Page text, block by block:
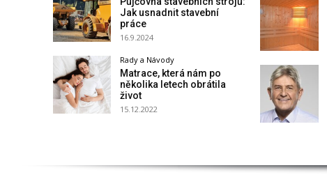
Jak usnadnit stavební
práce
16.9.2024
Rady a Návody
Matrace, která nám po
několika letech obrátila
život
15.12.2022